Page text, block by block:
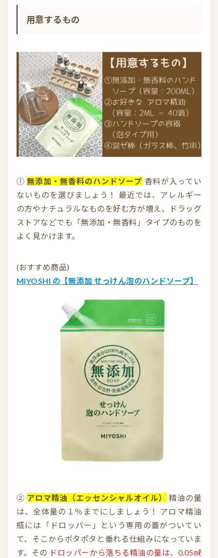
お問い合わせ
利用規約
プライバシーポリシー
用意するもの
無添加・無香料のハンドソープ 香料が入ってい
ないものを選びましょう！ 最近では、アレルギー
の方やナチュラルなものを好む方が増え、ドラッグ
ストアなどでも「無添加・無香料」タイプのものを
よく見かけます。
(おすすめ商品)
MIYOSHI の【無添加 せっけん泡のハンドソープ】
アロマ精油（エッセンシャルオイル）
精油の量
は、全体量の１％までにしましょう！ アロマ精油
瓶には「ドロッパー」という専用の蓋がついてい
て、そこからポタポタと垂れる仕組みになっていま
す。その ドロッパーから落ちる精油の量は、0.05㎖